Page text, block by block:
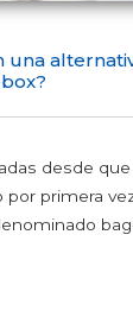
una
desde que
primera